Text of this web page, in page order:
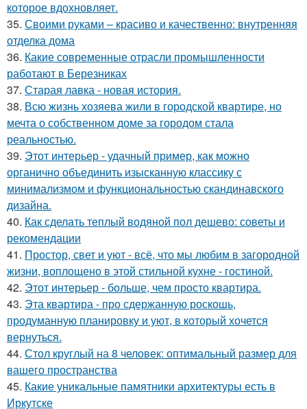
которое вдохновляет.
35. Своими руками – красиво и качественно: внутренняя
отделка дома
36. Какие современные отрасли промышленности
работают в Березниках
37. Старая лавка - новая история.
38. Всю жизнь хозяева жили в городской квартире, но
мечта о собственном доме за городом стала
реальностью.
39. Этот интерьер - удачный пример, как можно
органично объединить изысканную классику с
минимализмом и функциональностью скандинавского
дизайна.
40. Как сделать теплый водяной пол дешево: советы и
рекомендации
41. Простор, свет и уют - всё, что мы любим в загородной
жизни, воплощено в этой стильной кухне - гостиной.
42. Этот интерьер - больше, чем просто квартира.
43. Эта квартира - про сдержанную роскошь,
продуманную планировку и уют, в который хочется
вернуться.
44. Стол круглый на 8 человек: оптимальный размер для
вашего пространства
45. Какие уникальные памятники архитектуры есть в
Иркутске